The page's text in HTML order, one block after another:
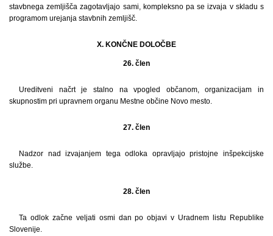
stavbnega zemljišča zagotavljajo sami, kompleksno pa se izvaja v skladu s
programom urejanja stavbnih zemljišč.
X. KONČNE DOLOČBE
26. člen
Ureditveni načrt je stalno na vpogled občanom, organizacijam in
skupnostim pri upravnem organu Mestne občine Novo mesto.
27. člen
Nadzor nad izvajanjem tega odloka opravljajo pristojne inšpekcijske
službe.
28. člen
Ta odlok začne veljati osmi dan po objavi v Uradnem listu Republike
Slovenije.